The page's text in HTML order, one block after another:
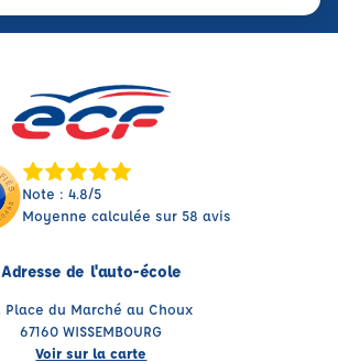
Note : 4.8/5
Moyenne calculée sur 58 avis
Adresse de l'auto-école
Place du Marché au Choux
67160 WISSEMBOURG
Voir sur la carte